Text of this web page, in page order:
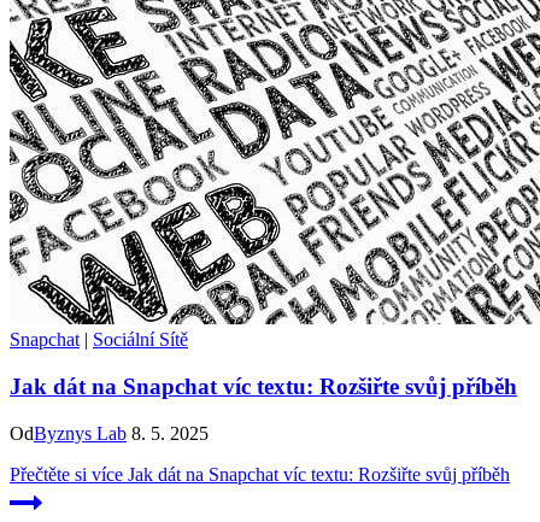
Snapchat | Sociální Sítě
Jak dát na Snapchat víc textu: Rozšiřte svůj příběh
OdByznys Lab 8. 5. 2025
Přečtěte si více Jak dát na Snapchat víc textu: Rozšiřte svůj příběh